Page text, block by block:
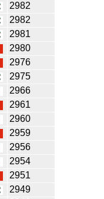
2982
2982
2981
2980
2976
2975
2966
2961
2960
2959
2956
2954
2951
2949